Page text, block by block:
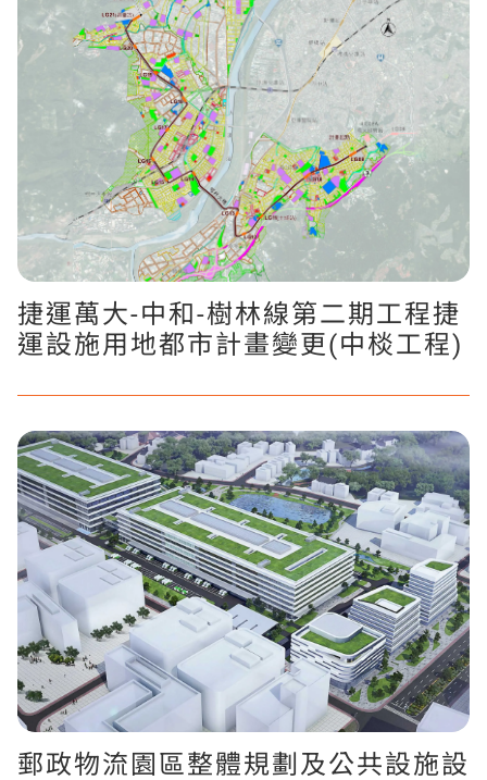
捷運萬大-中和-樹林線第二期工程捷
運設施用地都市計畫變更(中棪工程)
郵政物流園區整體規劃及公共設施設